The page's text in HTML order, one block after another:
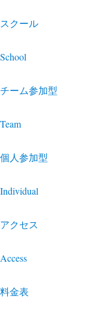
スクール
School
チーム参加型
Team
個人参加型
Individual
アクセス
Access
料金表